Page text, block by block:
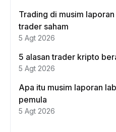
Trading di musim
trader saham
5 Agt 2026
5 alasan trader kripto
5 Agt 2026
Apa itu musim laporan
pemula
5 Agt 2026